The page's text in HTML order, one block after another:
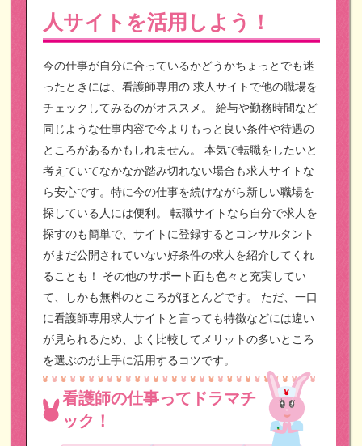
人サイトを活用しよう！
今の仕事が自分に合っているかどうかちょっとでも迷
ったときには、看護師専用の 求人サイトで他の職場を
チェックしてみるのがオススメ。
給与や勤務時間など
同じような仕事内容で今よりもっと良い条件や待遇の
ところがあるかもしれません。
本気で転職をしたいと
考えていてなかなか踏み切れない場合も求人サイトな
ら安心です。特に今の仕事を続けながら新しい職場を
探している人には便利。
転職サイトなら自分で求人を
探すのも簡単で、サイトに登録するとコンサルタント
がまだ公開されていない好条件の求人を紹介してくれ
ることも！
その他のサポート面も色々と充実してい
て、しかも無料のところがほとんどです。
ただ、一口
に看護師専用求人サイトと言っても特徴などには違い
が見られるため、よく比較してメリットの多いところ
を選ぶのが上手に活用するコツです。
看護師の仕事ってドラマチ
ック！